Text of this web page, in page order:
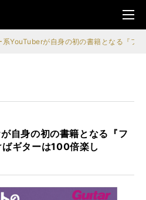
メニ
ュ
系YouTuberが自身の初の書籍となる『フ
自身の初の書籍となる『フ
ギターは100倍楽し